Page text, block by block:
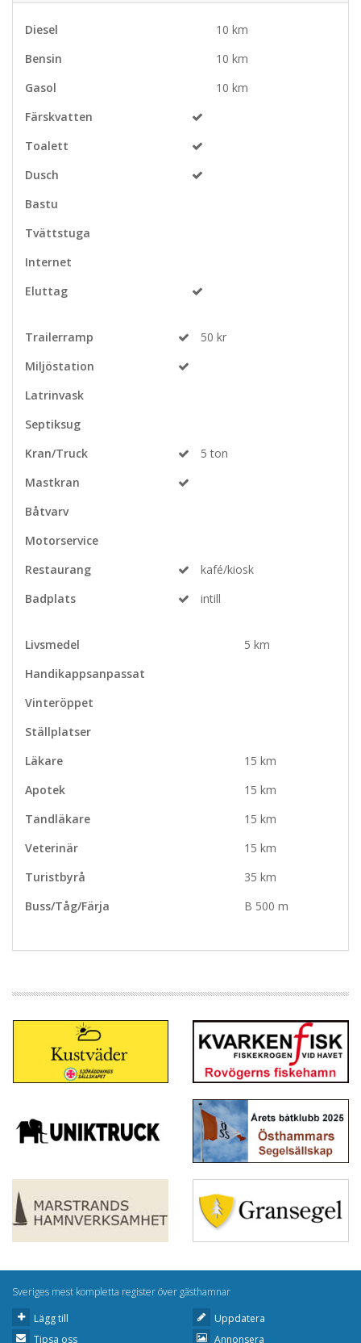
Diesel
10 km
Bensin
10 km
Gasol
10 km
Färskvatten
Toalett
Dusch
Bastu
Tvättstuga
Internet
Eluttag
Trailerramp
50 kr
Miljöstation
Latrinvask
Septiksug
Kran/Truck
5 ton
Mastkran
Båtvarv
Motorservice
Restaurang
kafé/kiosk
Badplats
intill
Livsmedel
5 km
Handikappsanpassat
Vinteröppet
Ställplatser
Läkare
15 km
Apotek
15 km
Tandläkare
15 km
Veterinär
15 km
Turistbyrå
35 km
Buss/Tåg/Färja
B 500 m
Sveriges mest kompletta register över gästhamnar
Lägg till
Uppdatera
Tipsa oss
Annonsera